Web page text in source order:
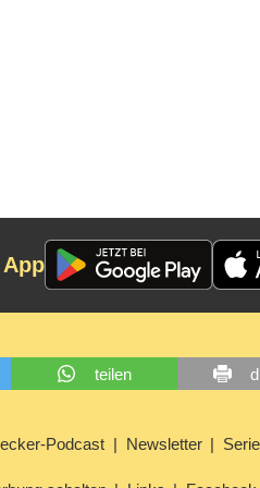
teilen
Podcast Newsletter